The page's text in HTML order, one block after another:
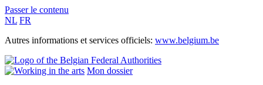
Passer le contenu
NL FR
Autres informations et services officiels: www.belgium.be
Mon dossier